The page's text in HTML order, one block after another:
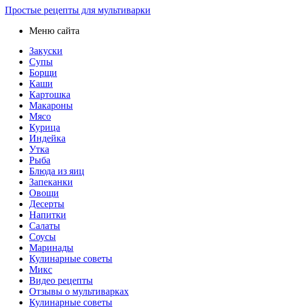
Простые рецепты для мультиварки
Меню сайта
Закуски
Супы
Борщи
Каши
Картошка
Макароны
Мясо
Курица
Индейка
Утка
Рыба
Блюда из яиц
Запеканки
Овощи
Десерты
Напитки
Салаты
Соусы
Маринады
Кулинарные советы
Микс
Видео рецепты
Отзывы о мультиварках
Кулинарные советы